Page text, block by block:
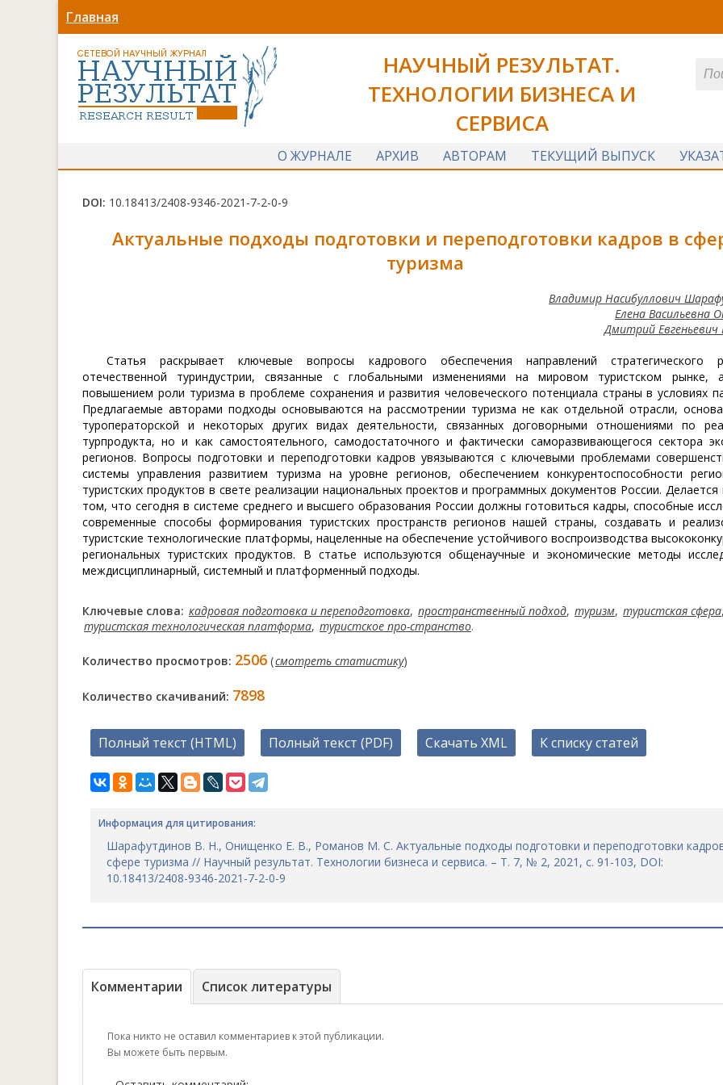
Главная
НАУЧНЫЙ РЕЗУЛЬТАТ.
ТЕХНОЛОГИИ БИЗНЕСА И
СЕРВИСА
О ЖУРНАЛЕ АРХИВ АВТОРАМ ТЕКУЩИЙ ВЫПУСК
DOI: 10.18413/2408-9346-2021-7-2-0-9
Актуальные подходы подготовки и переподготовки кадров в
туризма
Владимир Насибуллович
Елена Васильевна
Дмитрий Евгеньевич
Статья раскрывает ключевые вопросы кадрового обеспечения направлений стратегического
отечественной туриндустрии, связанные с глобальными изменениями на мировом туристском рынке,
повышением роли туризма в проблеме сохранения и развития человеческого потенциала страны в условиях
Предлагаемые авторами подходы основываются на рассмотрении туризма не как отдельной отрасли,
туроператорской и некоторых других видах деятельности, связанных договорными отношениями по
турпродукта, но и как самостоятельного, самодостаточного и фактически саморазвивающегося сектора
регионов. Вопросы подготовки и переподготовки кадров увязываются с ключевыми проблемами
системы управления развитием туризма на уровне регионов, обеспечением конкурентоспособности
туристских продуктов в свете реализации национальных проектов и программных документов России.
том, что сегодня в системе среднего и высшего образования России должны готовиться кадры, способные
современные способы формирования туристских пространств регионов нашей страны, создавать и
туристские технологические платформы, нацеленные на обеспечение устойчивого воспроизводства
региональных туристских продуктов. В статье используются общенаучные и экономические методы
междисциплинарный, системный и платформенный подходы.
Ключевые слова: кадровая подготовка и переподготовка, пространственный подход, туризм, туристская сфера
туристская технологическая платформа, туристское про-странство.
Количество просмотров: 2506 (смотреть статистику)
Количество скачиваний: 7898
Полный текст (HTML) Полный текст (PDF) Скачать XML К списку статей
Информация для цитирования:
Шарафутдинов В. Н., Онищенко Е. В., Романов М. С. Актуальные подходы подготовки и переподготовки
сфере туризма // Научный результат. Технологии бизнеса и сервиса. – Т. 7, № 2, 2021, с. 91-103, DOI:
10.18413/2408-9346-2021-7-2-0-9
Комментарии Список литературы
Пока никто не оставил комментариев к этой публикации.
Вы можете быть первым.